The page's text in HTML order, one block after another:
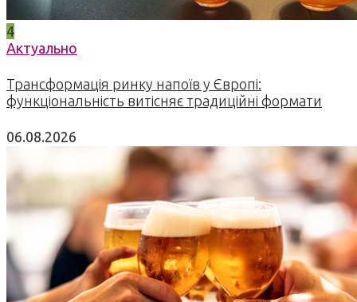
4
Актуально
Трансформація ринку напоїв у Європі:
функціональність витісняє традиційні формати
06.08.2026